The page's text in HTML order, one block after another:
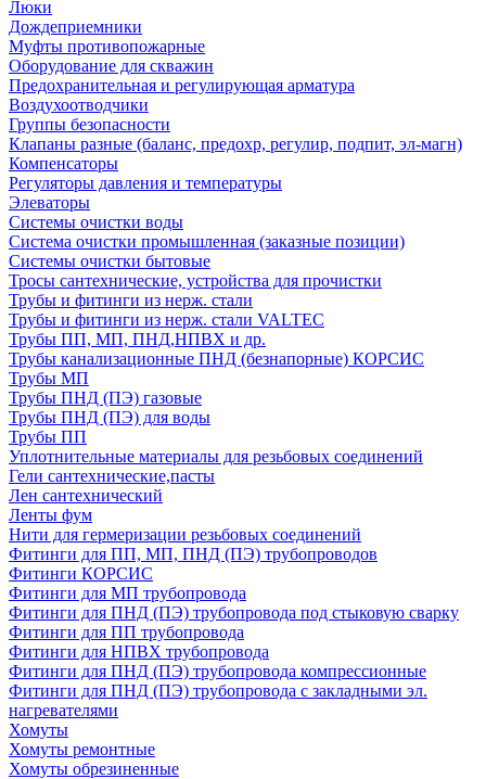
Люки
Дождеприемники
Муфты противопожарные
Оборудование для скважин
Предохранительная и регулирующая арматура
Воздухоотводчики
Группы безопасности
Клапаны разные (баланс, предохр, регулир, подпит, эл-магн)
Компенсаторы
Регуляторы давления и температуры
Элеваторы
Системы очистки воды
Система очистки промышленная (заказные позиции)
Системы очистки бытовые
Тросы сантехнические, устройства для прочистки
Трубы и фитинги из нерж. стали
Трубы и фитинги из нерж. стали VALTEC
Трубы ПП, МП, ПНД,НПВХ и др.
Трубы канализационные ПНД (безнапорные) КОРСИС
Трубы МП
Трубы ПНД (ПЭ) газовые
Трубы ПНД (ПЭ) для воды
Трубы ПП
Уплотнительные материалы для резьбовых соединений
Гели сантехнические,пасты
Лен сантехнический
Ленты фум
Нити для гермеризации резьбовых соединений
Фитинги для ПП, МП, ПНД (ПЭ) трубопроводов
Фитинги КОРСИС
Фитинги для МП трубопровода
Фитинги для ПНД (ПЭ) трубопровода под стыковую сварку
Фитинги для ПП трубопровода
Фитинги для НПВХ трубопровода
Фитинги для ПНД (ПЭ) трубопровода компрессионные
Фитинги для ПНД (ПЭ) трубопровода с закладными эл.
нагревателями
Хомуты
Хомуты ремонтные
Хомуты обрезиненные